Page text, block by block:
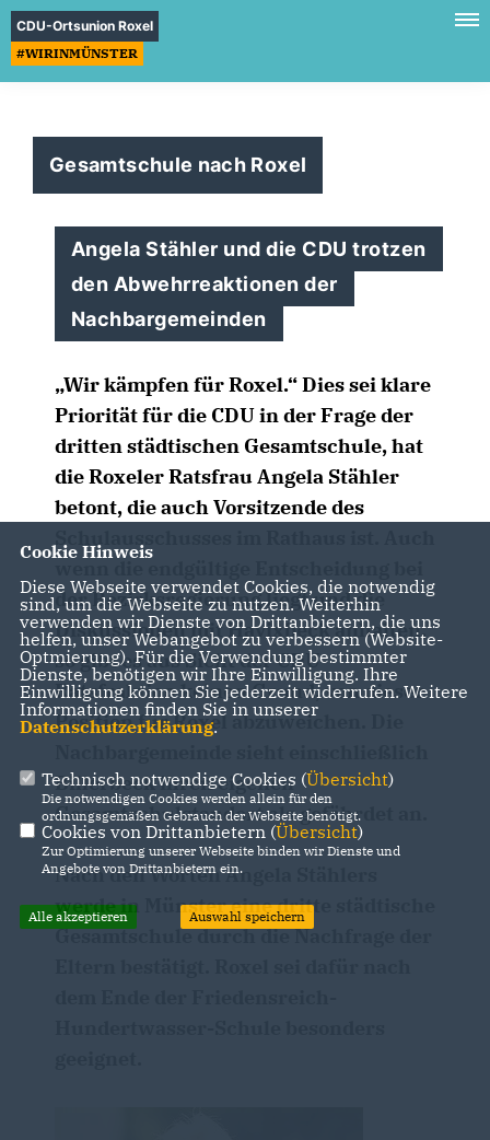
CDU-Ortsunion Roxel
#WIRINMÜNSTER
Gesamtschule nach Roxel
Angela Stähler und die CDU trotzen
den Abwehrreaktionen der
Nachbargemeinden
Wir kämpfen für Roxel.“ Dies sei klare
Priorität für die CDU in der Frage der
dritten städtischen Gesamtschule, hat
die Roxeler Ratsfrau Angela Stähler
betont, die auch Vorsitzende des
der Bezirksregierung liegt und die
Diskussionen mit Havixbeck anhalten,
so gibt es aus Sicht der CDU-
Ratsfraktion keinen Grund, von dieser
Position für Roxel abzuweichen. Die
Billerbeck ihren eigenen
Gesamtschulstandort als gefährdet an.
Nach den Worten Angela Stählers
werde in Münster eine dritte städtische
Gesamtschule durch die Nachfrage der
Cookie Hinweis
Diese Webseite verwendet Cookies, die notwendig
sind, um die Webseite zu nutzen. Weiterhin
verwenden wir Dienste von Drittanbietern, die uns
helfen, unser Webangebot zu verbessern (Website-
Optmierung). Für die Verwendung bestimmter
Dienste, benötigen wir Ihre Einwilligung. Ihre
Einwilligung können Sie jederzeit widerrufen. Weitere
Informationen finden Sie in unserer
Datenschutzerklärung.
Technisch notwendige Cookies (Übersicht)
Die notwendigen Cookies werden allein für den
ordnungsgemäßen Gebrauch der Webseite benötigt.
Cookies von Drittanbietern (Übersicht)
Zur Optimierung unserer Webseite binden wir Dienste und
Angebote von Drittanbietern ein.
Alle akzeptieren Auswahl speichern